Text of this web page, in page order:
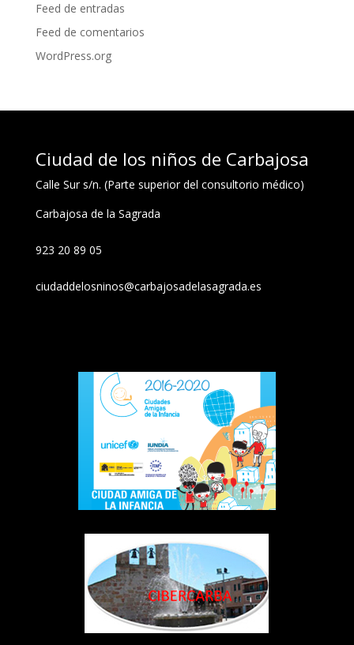
Feed de entradas
Feed de comentarios
WordPress.org
Ciudad de los niños de Carbajosa
Calle Sur s/n. (Parte superior del consultorio médico)
Carbajosa de la Sagrada
923 20 89 05
ciudaddelosninos@carbajosadelasagrada.es